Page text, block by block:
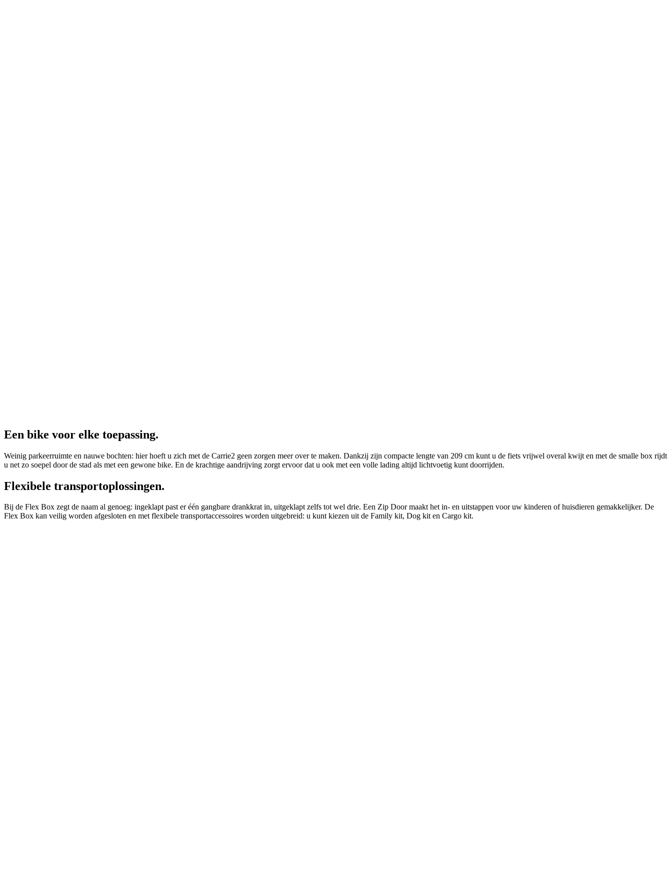
Een bike voor elke toepassing.
Weinig parkeerruimte en nauwe bochten: hier hoeft u zich met de Carrie2 geen zorgen meer over te maken. Dankzij zijn compacte lengte van 209 cm kunt u de fiets vrijwel overal kwijt en met de smalle box rijdt
u net zo soepel door de stad als met een gewone bike. En de krachtige aandrijving zorgt ervoor dat u ook met een volle lading altijd lichtvoetig kunt doorrijden.
Flexibele transportoplossingen.
Bij de Flex Box zegt de naam al genoeg: ingeklapt past er één gangbare drankkrat in, uitgeklapt zelfs tot wel drie. Een Zip Door maakt het in- en uitstappen voor uw kinderen of huisdieren gemakkelijker. De
Flex Box kan veilig worden afgesloten en met flexibele transportaccessoires worden uitgebreid: u kunt kiezen uit de Family kit, Dog kit en Cargo kit.